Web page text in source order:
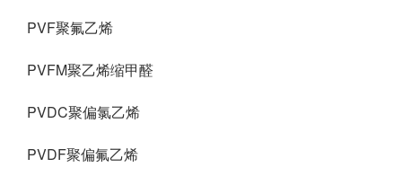
PVF聚氟乙烯
PVFM聚乙烯缩甲醛
PVDC聚偏氯乙烯
PVDF聚偏氟乙烯